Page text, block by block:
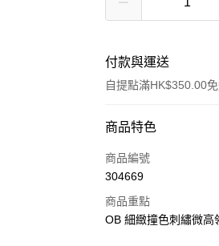
付款與運送
自提點滿HK$350.00
付款方式
信用卡
AlipayHK
商品特色
商品編號
304669
商品重點
OB 細緻撞色刺繡微高